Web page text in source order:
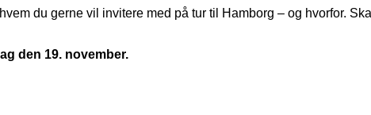
du gerne vil invitere med på tur til Hamborg – og hvorfor.
den 19. november.